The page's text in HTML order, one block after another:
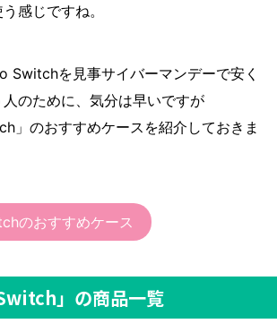
感じですね。
Switchを見事サイバーマンデーで安く
のために、気分は早いですが
」のおすすめケースを紹介しておきま
のおすすめケース
」 の商品一覧